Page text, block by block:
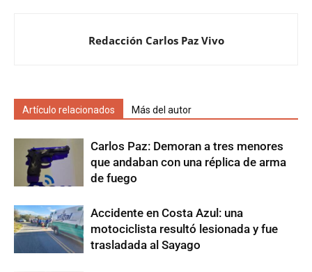
Redacción Carlos Paz Vivo
Artículo relacionados Más del autor
Carlos Paz: Demoran a tres menores
que andaban con una réplica de arma
de fuego
Accidente en Costa Azul: una
motociclista resultó lesionada y fue
trasladada al Sayago